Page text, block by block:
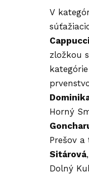
V
zložkou
Horný
Prešov
Sitárová
Dolný